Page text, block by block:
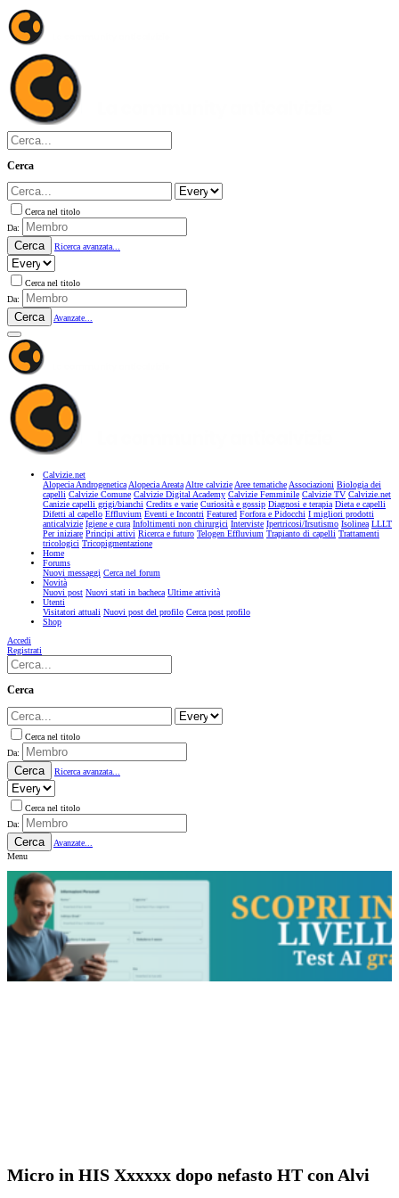
Cerca
Cerca nel titolo
Da:
Cerca Ricerca avanzata...
Cerca nel titolo
Da:
Cerca Avanzate...
Calvizie.net
Alopecia AndrogeneticaAlopecia AreataAltre calvizieAree tematicheAssociazioni Biologia dei
capelli Calvizie Comune Calvizie Digital Academy Calvizie Femminile Calvizie TV Calvizie.net
Canizie capelli grigi/bianchi Credits e varie Curiosità e gossip Diagnosi e terapia Dieta e capelli
Difetti al capello Effluvium Eventi e Incontri Featured Forfora e Pidocchi I migliori prodotti
anticalvizie Igiene e cura Infoltimenti non chirurgici Interviste Ipertricosi/Irsutismo Isolinea LLLT
Per iniziare Principi attivi Ricerca e futuro Telogen Effluvium Trapianto di capelli Trattamenti
tricologici Tricopigmentazione
Home
Forums
Nuovi messaggi Cerca nel forum
Novità
Nuovi post Nuovi stati in bacheca Ultime attività
Utenti
Visitatori attuali Nuovi post del profilo Cerca post profilo
Shop
Accedi
Registrati
Cerca
Cerca nel titolo
Da:
Cerca Ricerca avanzata...
Cerca nel titolo
Da:
Cerca
Avanzate...
Menu
Micro in HIS Xxxxxx dopo nefasto HT con Alvi